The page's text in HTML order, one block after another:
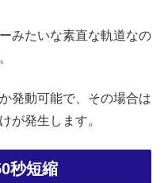
みたいな素直な軌道なの
発動可能で、その場合は
が発生します。
秒短縮